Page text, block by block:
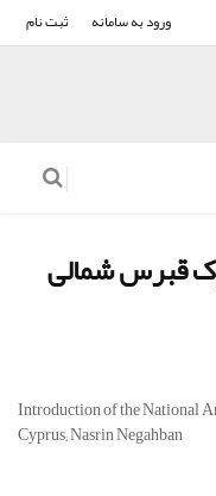
ورود به سامانه ثبت نام
قبرس شمالی
Introduction of the National
Cyprus; Nasrin Negahban